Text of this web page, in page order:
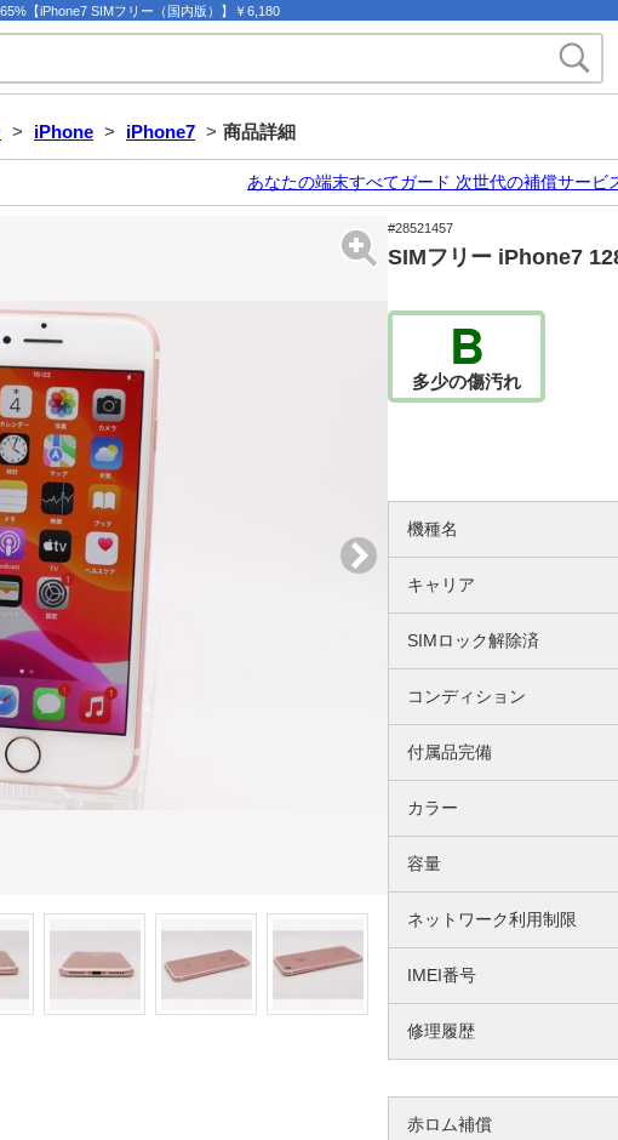
【iPhone7 SIMフリー（国内版）】￥6,180
> iPhone > iPhone7 > 商品詳細
あなたの端末すべてガード 次世代の補償サービ
#28521457
SIMフリー iPhone7
B
多少の傷汚れ
機種名
キャリア
SIMロック解除済
コンディション
付属品完備
カラー
容量
ネットワーク利用制限
IMEI番号
修理履歴
赤ロム補償